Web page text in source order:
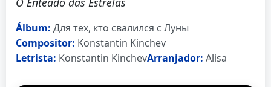
Álbum: Для тех, кто свалился с Луны
Compositor: Konstantin Kinchev
Letrista: Konstantin KinchevArranjador: Alisa